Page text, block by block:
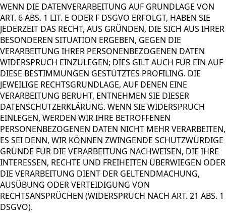
WENN DIE DATENVERARBEITUNG AUF GRUNDLAGE VON
ART. 6 ABS. 1 LIT. E ODER F DSGVO ERFOLGT, HABEN SIE
JEDERZEIT DAS RECHT, AUS GRÜNDEN, DIE SICH AUS IHRER
BESONDEREN SITUATION ERGEBEN, GEGEN DIE
VERARBEITUNG IHRER PERSONENBEZOGENEN DATEN
WIDERSPRUCH EINZULEGEN; DIES GILT AUCH FÜR EIN AUF
DIESE BESTIMMUNGEN GESTÜTZTES PROFILING. DIE
JEWEILIGE RECHTSGRUNDLAGE, AUF DENEN EINE
VERARBEITUNG BERUHT, ENTNEHMEN SIE DIESER
DATENSCHUTZERKLÄRUNG. WENN SIE WIDERSPRUCH
EINLEGEN, WERDEN WIR IHRE BETROFFENEN
PERSONENBEZOGENEN DATEN NICHT MEHR VERARBEITEN,
ES SEI DENN, WIR KÖNNEN ZWINGENDE SCHUTZWÜRDIGE
GRÜNDE FÜR DIE VERARBEITUNG NACHWEISEN, DIE IHRE
INTERESSEN, RECHTE UND FREIHEITEN ÜBERWIEGEN ODER
DIE VERARBEITUNG DIENT DER GELTENDMACHUNG,
AUSÜBUNG ODER VERTEIDIGUNG VON
RECHTSANSPRÜCHEN (WIDERSPRUCH NACH ART. 21 ABS. 1
DSGVO).